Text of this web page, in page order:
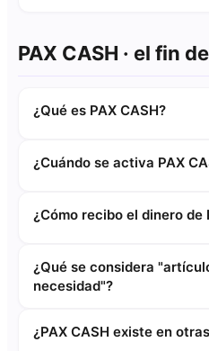
PAX CASH · el fin
¿Qué es PAX CASH?
¿Cuándo se activa PAX
¿Cómo recibo el dinero de
¿Qué se considera
necesidad"?
¿PAX CASH existe en